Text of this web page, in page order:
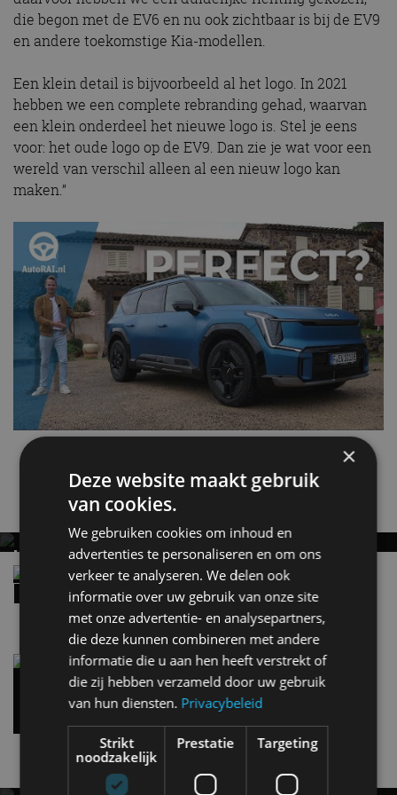
die begon met de EV6 en nu ook zichtbaar is bij de EV9
en andere toekomstige Kia-modellen.
Een klein detail is bijvoorbeeld al het logo. In 2021
hebben we een complete rebranding gehad, waarvan
een klein onderdeel het nieuwe logo is. Stel je eens
voor: het oude logo op de EV9. Dan zie je wat voor een
wereld van verschil alleen al een nieuw logo kan
maken.”
Gerelateerde berichten
HYUNDAI IONIQ 9 VERSUS KIA EV9:
ELEKTRISCHE ZEVENZITTERS VERGELEKEN
Review – Dit wist jij nog niet over de Kia EV2
(2026)
Beste elektrische gezinsauto: 8 ruime elektrische
auto’s voor het hele gezin
16 jul
Nieuwste berichten
×
Deze website maakt gebruik
van cookies.
We gebruiken cookies om inhoud en
advertenties te personaliseren en om ons
verkeer te analyseren. We delen ook
informatie over uw gebruik van onze site
met onze advertentie- en analysepartners,
die deze kunnen combineren met andere
informatie die u aan hen heeft verstrekt of
die zij hebben verzameld door uw gebruik
van hun diensten. Privacybeleid
Strikt
noodzakelijk
Prestatie Targeting